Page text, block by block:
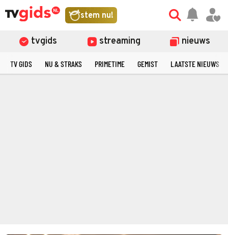
stem nu!
tvgids streaming nieuws
TV GIDS NU & STRAKS PRIMETIME GEMIST LAATSTE NIEUWS